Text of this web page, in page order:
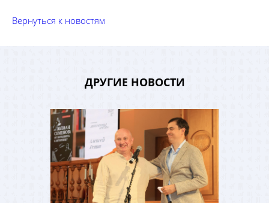
Вернуться к новостям
ДРУГИЕ НОВОСТИ